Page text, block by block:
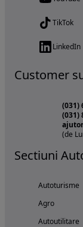
TikTok
LinkedIn
Customer
(031)
(031)
(de
Sectiuni
Autoturisme
Agro
Autoutilitare